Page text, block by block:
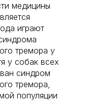
медицины
играют
тремора у
у собак всех
синдром
тремора,
популяции